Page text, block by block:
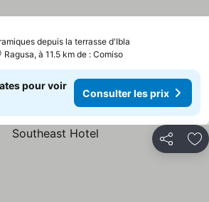
depuis la terrasse d'Ibla
Ragusa, à 11.5 km de : Comiso
pour voir
Consulter les prix
Partager